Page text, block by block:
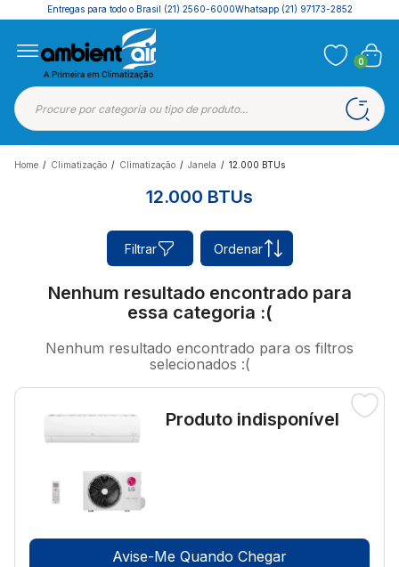
Entregas para todo o Brasil (21) 2560-6000Whatsapp (21) 97173-2852
0
Home / Climatização / Climatização / Janela / 12.000 BTUs
12.000 BTUs
Filtrar Ordenar
Nenhum resultado encontrado para
essa categoria :(
Nenhum resultado encontrado para os filtros
selecionados :(
Produto indisponível
Avise-Me Quando Chegar